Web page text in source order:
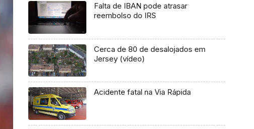
Falta de IBAN pode atrasar
reembolso do IRS
Cerca de 80 de desalojados em
Jersey (vídeo)
Acidente fatal na Via Rápida